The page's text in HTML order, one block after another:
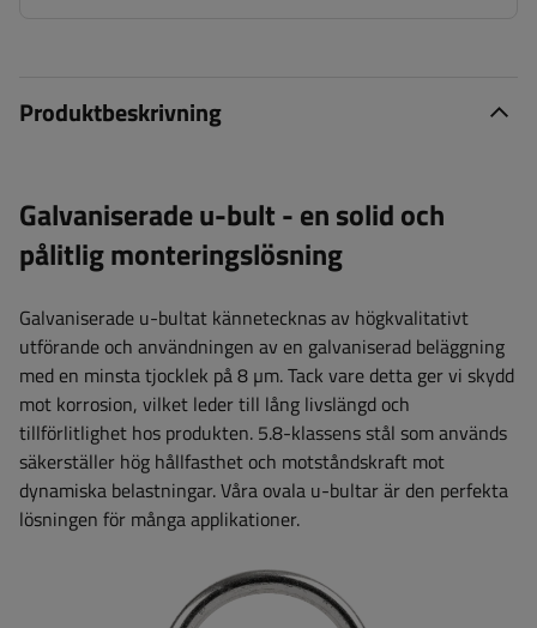
Produktbeskrivning
Galvaniserade u-bult - en solid och
pålitlig monteringslösning
Galvaniserade u-bultat kännetecknas av högkvalitativt
utförande och användningen av en galvaniserad beläggning
med en minsta tjocklek på 8 µm. Tack vare detta ger vi skydd
mot korrosion, vilket leder till lång livslängd och
tillförlitlighet hos produkten. 5.8-klassens stål som används
säkerställer hög hållfasthet och motståndskraft mot
dynamiska belastningar. Våra ovala u-bultar är den perfekta
lösningen för många applikationer.